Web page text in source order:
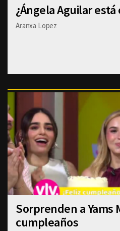
¿Ángela Aguilar está
Aranxa Lopez
Sorprenden a Yams
cumpleaños